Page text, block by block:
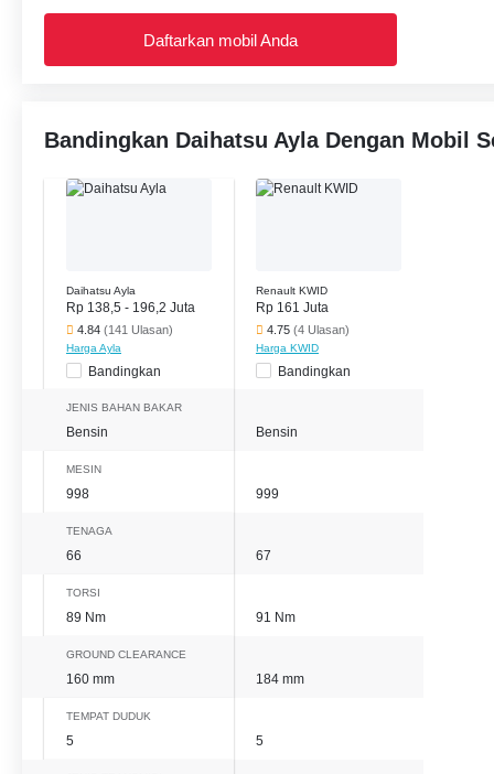
Daftarkan mobil Anda
Bandingkan Daihatsu Ayla Dengan Mobil
Daihatsu Ayla
Rp 138,5 - 196,2 Juta
4.84 (141 Ulasan)
Harga Ayla
Bandingkan
Renault KWID
Rp 161 Juta
4.75 (4 Ulasan)
Harga KWID
Bandingkan
JENIS BAHAN BAKAR
Bensin Bensin
MESIN
998 999
TENAGA
66 67
TORSI
89 Nm 91 Nm
GROUND CLEARANCE
160 mm 184 mm
TEMPAT DUDUK
5 5